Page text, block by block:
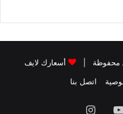
أسعارك لايف
اتصل بنا
يوتيوبانستقرام